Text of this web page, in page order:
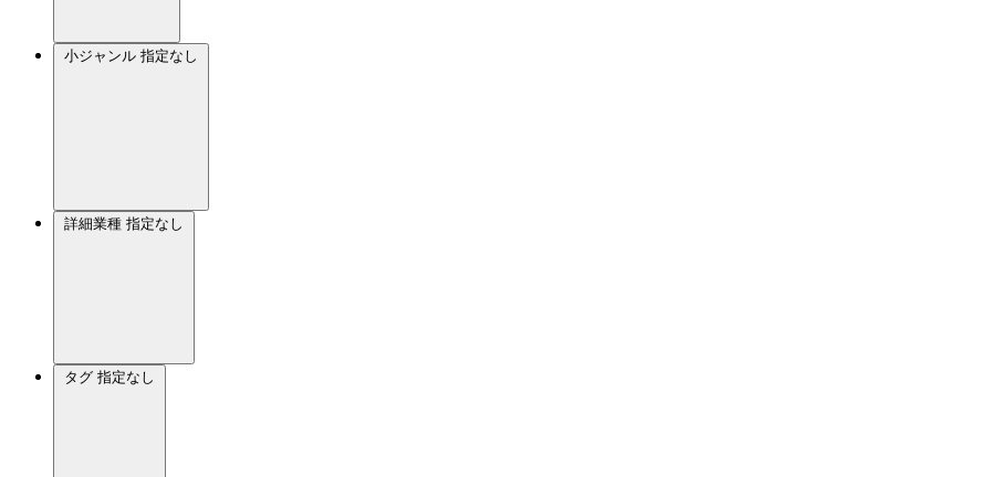
小ジャンル 指定なし
詳細業種 指定なし
タグ 指定なし